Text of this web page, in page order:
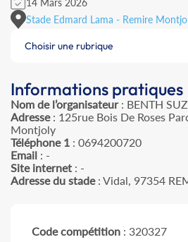
14 Mars 2026
Stade Edmard Lama - Remire
Choisir une rubrique
Informations pratiques
Nom de l’organisateur: BENTH
Adresse: 125rue Bois De Roses
Montjoly
Téléphone 1 : 0694200720
Email : -
Site internet : -
Adresse du stade: Vidal, 97354
Code compétition : 320327